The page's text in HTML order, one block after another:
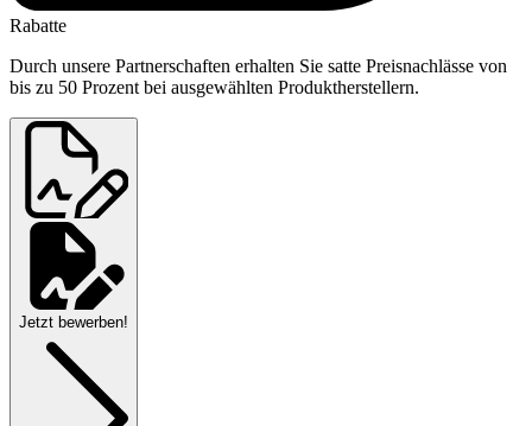
Rabatte
Durch unsere Partnerschaften erhalten Sie satte Preisnachlässe von
bis zu 50 Prozent bei ausgewählten Produktherstellern.
Jetzt bewerben!